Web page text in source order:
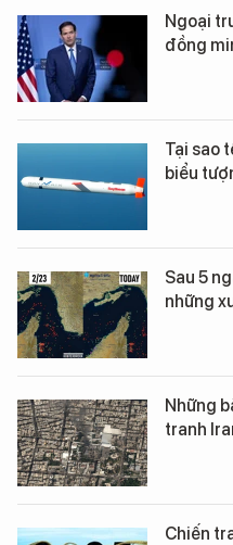
Ngoại
đồng
Tại sao
biểu
Sau 5
những
Những
tranh
Chiến